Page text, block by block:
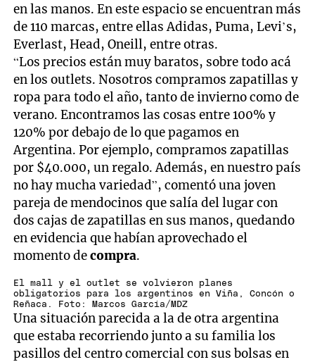
en las manos. En este espacio se encuentran más
de 110 marcas, entre ellas Adidas, Puma, Levi’s,
Everlast, Head, Oneill, entre otras.
“Los precios están muy baratos, sobre todo acá
en los outlets. Nosotros compramos zapatillas y
ropa para todo el año, tanto de invierno como de
verano. Encontramos las cosas entre 100% y
120% por debajo de lo que pagamos en
Argentina. Por ejemplo, compramos zapatillas
por $40.000, un regalo. Además, en nuestro país
no hay mucha variedad”, comentó una joven
pareja de mendocinos que salía del lugar con
dos cajas de zapatillas en sus manos, quedando
en evidencia que habían aprovechado el
momento decompra.
El mall y el outlet se volvieron planes
obligatorios para los argentinos en Viña, Concón o
Reñaca. Foto: Marcos García/MDZ
Una situación parecida a la de otra argentina
que estaba recorriendo junto a su familia los
pasillos del centro comercial con sus bolsas en